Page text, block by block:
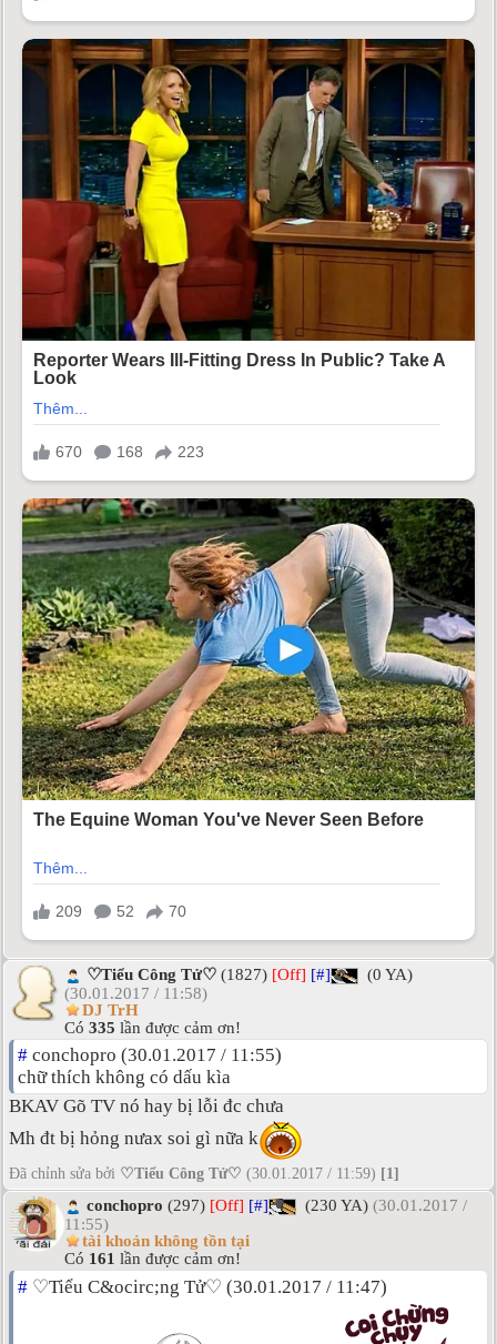
♡Tiểu Công Tử♡ (1827) [Off] [#]
(0 YA)
(30.01.2017 / 11:58)
DJ TrH
Có 335 lần được cảm ơn!
# conchopro (30.01.2017 / 11:55)
chữ thích không có dấu kìa
BKAV Gõ TV nó hay bị lỗi đc chưa
Mh đt bị hỏng nưax soi gì nữa k
Đã chỉnh sửa bởi ♡Tiểu Công Tử♡ (30.01.2017 / 11:59) [1]
conchopro (297) [Off] [#] (230 YA) (30.01.2017 /
11:55)
tài khoản không tồn tại
Có 161 lần được cảm ơn!
# ♡Tiểu C&ocirc;ng Tử♡ (30.01.2017 / 11:47)